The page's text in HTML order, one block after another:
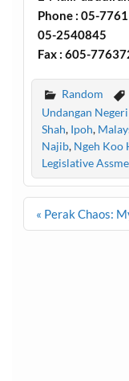
Phone : 05-
05-2540845
Fax : 605-
Random
Undangan
Shah, Ipoh,
Najib, Ngeh Koo
Legislative
Post
« Perak Chaos: